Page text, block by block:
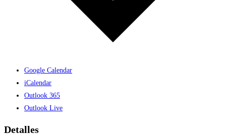
Google Calendar
iCalendar
Outlook 365
Outlook Live
Detalles